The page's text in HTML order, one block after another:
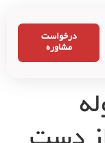
درخواست
مشاوره